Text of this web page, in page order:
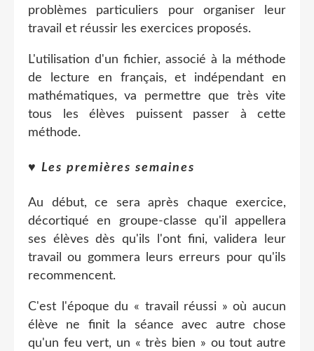
problèmes particuliers pour organiser leur
travail et réussir les exercices proposés.
L'utilisation d'un fichier, associé à la méthode
de lecture en français, et indépendant en
mathématiques, va permettre que très vite
tous les élèves puissent passer à cette
méthode.
♥ Les premières semaines
Au début, ce sera après chaque exercice,
décortiqué en groupe-classe qu'il appellera
ses élèves dès qu'ils l'ont fini, validera leur
travail ou gommera leurs erreurs pour qu'ils
recommencent.
C'est l'époque du « travail réussi » où aucun
élève ne finit la séance avec autre chose
qu'un feu vert, un « très bien » ou tout autre